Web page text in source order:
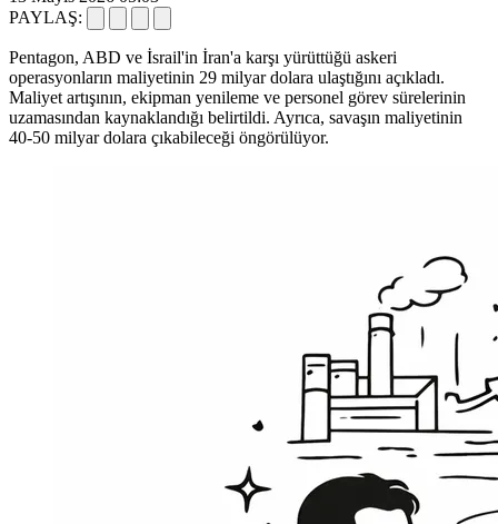
PAYLAŞ:
Pentagon, ABD ve İsrail'in İran'a karşı yürüttüğü askeri
operasyonların maliyetinin 29 milyar dolara ulaştığını açıkladı.
Maliyet artışının, ekipman yenileme ve personel görev sürelerinin
uzamasından kaynaklandığı belirtildi. Ayrıca, savaşın maliyetinin
40-50 milyar dolara çıkabileceği öngörülüyor.